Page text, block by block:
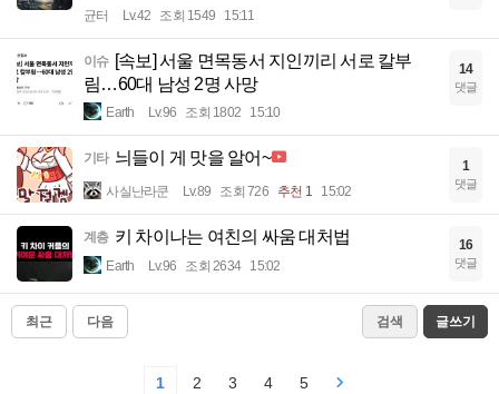
균터 Lv.42 조회 1549 15:11
이슈 [속보] 서울 면목동서 지인끼리 서로 칼부
림…60대 남성 2명 사망
Earth Lv.96 조회 1802 15:10
14
댓글
기타 늬들이 게 맛을 알어~
사실난라쿤 Lv.89 조회 726 추천 1 15:02
1
댓글
계층 키 차이나는 여친의 싸움 대처법
Earth Lv.96 조회 2634 15:02
16
댓글
최근 다음 검색 글쓰기
1 2 3 4 5